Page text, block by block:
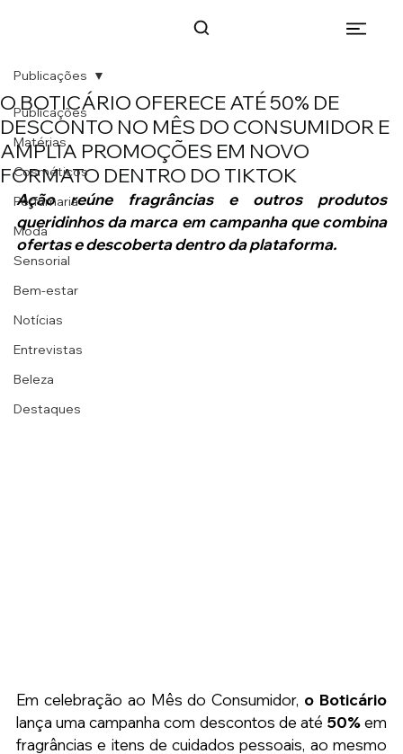
Publicações
Matérias
Cosméticos
Perfumaria
Moda
Sensorial
Bem-estar
Notícias
Entrevistas
Beleza
Destaques
Publicações
O BOTICÁRIO OFERECE ATÉ 50% DE
DESCONTO NO MÊS DO CONSUMIDOR E
AMPLIA PROMOÇÕES EM NOVO
FORMATO DENTRO DO TIKTOK
Ação reúne fragrâncias e outros produtos
queridinhos da marca em campanha que combina
ofertas e descoberta dentro da plataforma.
Em celebração ao Mês do Consumidor, o Boticário
lança uma campanha com descontos de até 50% em
fragrâncias e itens de cuidados pessoais, ao mesmo